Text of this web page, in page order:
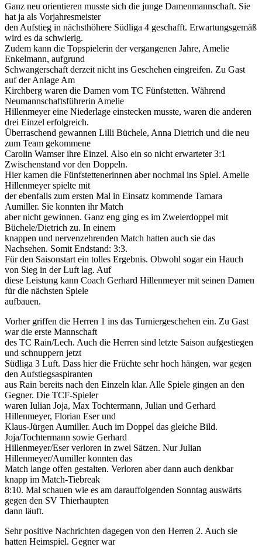
Ganz neu orientieren musste sich die junge Damenmannschaft. Sie
hat ja als Vorjahresmeister
den Aufstieg in nächsthöhere Südliga 4 geschafft. Erwartungsgemäß
wird es da schwierig.
Zudem kann die Topspielerin der vergangenen Jahre, Amelie
Enkelmann, aufgrund
Schwangerschaft derzeit nicht ins Geschehen eingreifen. Zu Gast
auf der Anlage Am
Kirchberg waren die Damen vom TC Fünfstetten. Während
Neumannschaftsführerin Amelie
Hillenmeyer eine Niederlage einstecken musste, waren die anderen
drei Einzel erfolgreich.
Überraschend gewannen Lilli Büchele, Anna Dietrich und die neu
zum Team gekommene
Carolin Wamser ihre Einzel. Also ein so nicht erwarteter 3:1
Zwischenstand vor den Doppeln.
Hier kamen die Fünfstettenerinnen aber nochmal ins Spiel. Amelie
Hillenmeyer spielte mit
der ebenfalls zum ersten Mal in Einsatz kommende Tamara
Aumiller. Sie konnten ihr Match
aber nicht gewinnen. Ganz eng ging es im Zweierdoppel mit
Büchele/Dietrich zu. In einem
knappen und nervenzehrenden Match hatten auch sie das
Nachsehen. Somit Endstand: 3:3.
Für den Saisonstart ein tolles Ergebnis. Obwohl sogar ein Hauch
von Sieg in der Luft lag. Auf
diese Leistung kann Coach Gerhard Hillenmeyer mit seinen Damen
für die nächsten Spiele
aufbauen.
Vorher griffen die Herren 1 ins das Turniergeschehen ein. Zu Gast
war die erste Mannschaft
des TC Rain/Lech. Auch die Herren sind letzte Saison aufgestiegen
und schnuppern jetzt
Südliga 3 Luft. Dass hier die Früchte sehr hoch hängen, war gegen
den Aufstiegsaspiranten
aus Rain bereits nach den Einzeln klar. Alle Spiele gingen an den
Gegner. Die TCF-Spieler
waren Iulian Joja, Max Tochtermann, Julian und Gerhard
Hillenmeyer, Florian Eser und
Klaus-Jürgen Aumiller. Auch im Doppel das gleiche Bild.
Joja/Tochtermann sowie Gerhard
Hillenmeyer/Eser verloren in zwei Sätzen. Nur Julian
Hillenmeyer/Aumiller konnten das
Match lange offen gestalten. Verloren aber dann auch denkbar
knapp im Match-Tiebreak
8:10. Mal schauen wie es am darauffolgenden Sonntag auswärts
gegen den SV Thierhaupten
dann läuft.
Sehr positive Nachrichten dagegen von den Herren 2. Auch sie
hatten Heimspiel. Gegner war